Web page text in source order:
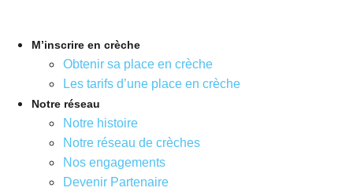
contenuM’inscrire en crèche
Obtenir sa place en crèche
Les tarifs d’une place en crèche
Notre réseau
Notre histoire
Notre réseau de crèches
Nos engagements
Devenir Partenaire